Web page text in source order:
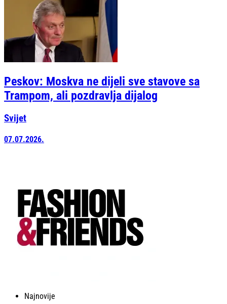
Peskov: Moskva ne dijeli sve stavove sa
Trampom, ali pozdravlja dijalog
Svijet
07.07.2026.
Najnovije